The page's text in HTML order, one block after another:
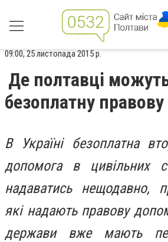
09:00, 25 листопада 2015 р.
Де полтавці
безоплатну
В Україні безоплатна
допомога в цивільних
надаватись нещодавно,
які надають правову
держави вже мають